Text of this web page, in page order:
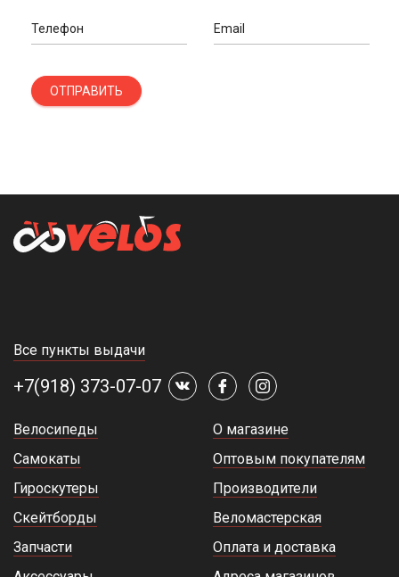
Телефон Email
ОТПРАВИТЬ
Все пункты выдачи
+7(918) 373-07-07
Велосипеды
Самокаты
Гироскутеры
Скейтборды
Запчасти
О магазине
Оптовым покупателям
Производители
Веломастерская
Оплата и доставка